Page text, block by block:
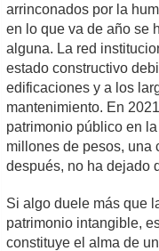
arrinconados por la
en lo que va de año se
alguna. La red
estado constructivo
edificaciones y a los
mantenimiento. En
patrimonio público en
millones de pesos, una
después, no ha dejado
Si algo duele más que
patrimonio intangible,
constituye el alma de